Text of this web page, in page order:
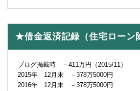
★借金返済記録（住宅ローン
ブログ掲載時 －411万円（2015/11）
2015年 12月末 －378万5000円
2016年 12月末 －378万5000円